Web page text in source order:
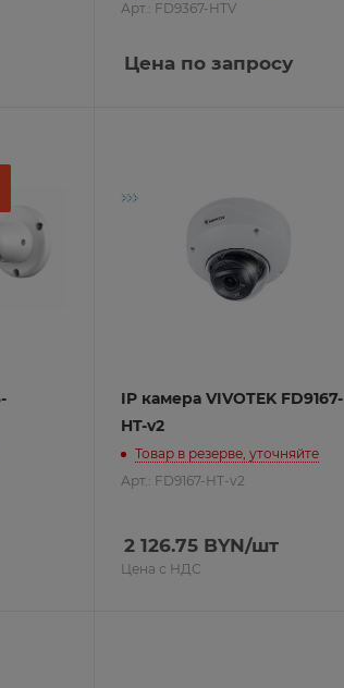
Арт.: FD9367-HTV
Цена по запросу
IP камера VIVOTEK FD9167-
HT-v2
Товар в резерве, уточняйте
Арт.: FD9167-HT-v2
2 126.75BYN/шт
Цена с НДС
RS485
Wiegand
выключатели
выключатели